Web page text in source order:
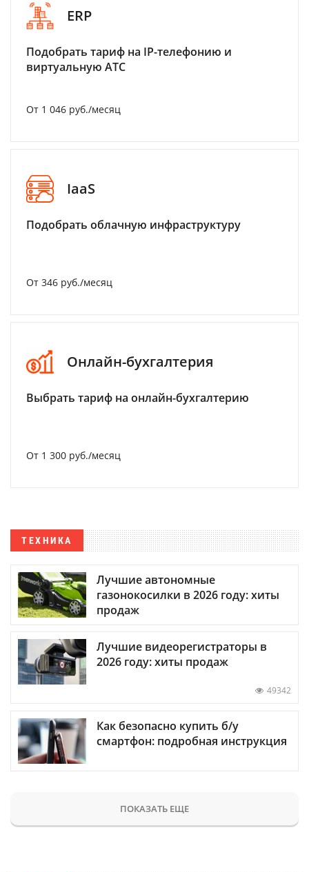
ERP
Подобрать тариф на IP-телефонию и
виртуальную АТС
От 1 046 руб./месяц
IaaS
Подобрать облачную инфраструктуру
От 346 руб./месяц
Онлайн-бухгалтерия
Выбрать тариф на онлайн-бухгалтерию
От 1 300 руб./месяц
ТЕХНИКА
Лучшие автономные
газонокосилки в 2026 году: хиты
продаж
Лучшие видеорегистраторы в
2026 году: хиты продаж
49342
Как безопасно купить б/у
смартфон: подробная инструкция
ПОКАЗАТЬ ЕЩЕ